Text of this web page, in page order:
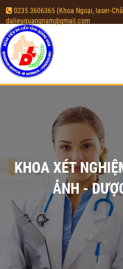
0235.3606365 (Khoa Ngoại, laser-
dalieuquangnam@gmail.com
KHOA XÉT
ẢNH -